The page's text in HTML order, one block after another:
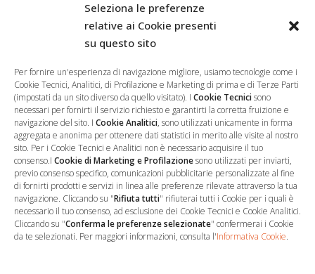
Seleziona le preferenze
relative ai Cookie presenti
su questo sito
Per fornire un'esperienza di navigazione migliore, usiamo tecnologie come i
Cookie Tecnici, Analitici, di Profilazione e Marketing di prima e di Terze Parti
(impostati da un sito diverso da quello visitato). I Cookie Tecnicisono
necessari per fornirti il servizio richiesto e garantirti la corretta fruizione e
navigazione del sito. I Cookie Analitici, sono utilizzati unicamente in forma
aggregata e anonima per ottenere dati statistici in merito alle visite al nostro
sito. Per i Cookie Tecnici e Analitici non è necessario acquisire il tuo
consenso.I Cookie di Marketing e Profilazionesono utilizzati per inviarti,
previo consenso specifico, comunicazioni pubblicitarie personalizzate al fine
di fornirti prodotti e servizi in linea alle preferenze rilevate attraverso la tua
navigazione. Cliccando su "Rifiuta tutti" rifiuterai tutti i Cookie per i quali è
necessario il tuo consenso, ad esclusione dei Cookie Tecnici e Cookie Analitici.
Cliccando su "Conferma le preferenze selezionate" confermerai i Cookie
da te selezionati. Per maggiori informazioni, consulta l'Informativa Cookie.
Salva il mio nome, email e sito web in questo browser per la
prossima volta che commento.
… Sede Operativa